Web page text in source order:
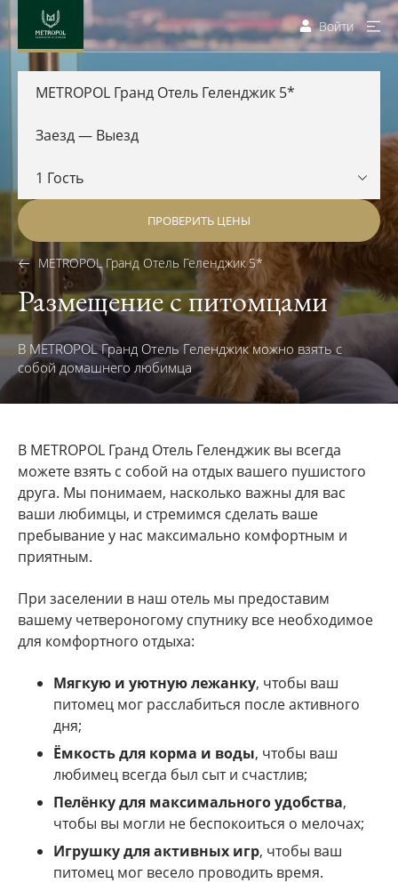
Войти
METROPOL Гранд Отель Геленджик 5*
ПРОВЕРИТЬ ЦЕНЫ
METROPOL Гранд Отель Геленджик 5*
Размещение с питомцами
В METROPOL Гранд Отель Геленджик можно взять с
собой домашнего любимца
В METROPOL Гранд Отель Геленджик вы всегда
можете взять с собой на отдых вашего пушистого
друга. Мы понимаем, насколько важны для вас
ваши любимцы, и стремимся сделать ваше
пребывание у нас максимально комфортным и
приятным.
При заселении в наш отель мы предоставим
вашему четвероногому спутнику все необходимое
для комфортного отдыха:
Мягкую и уютную лежанку, чтобы ваш
питомец мог расслабиться после активного
дня;
Ёмкость для корма и воды, чтобы ваш
любимец всегда был сыт и счастлив;
Пелёнку для максимального удобства,
чтобы вы могли не беспокоиться о мелочах;
Игрушку для активных игр, чтобы ваш
питомец мог весело проводить время.